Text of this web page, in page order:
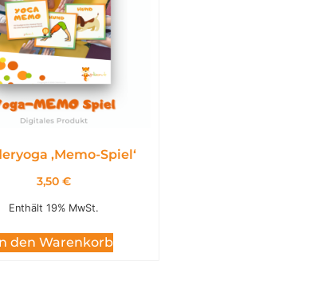
,Memo-Spiel‘
3,50 €
Enthält 19% MwSt.
den Warenkorb